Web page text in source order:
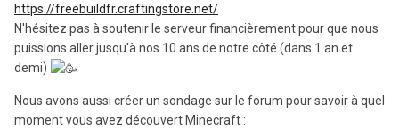
https://freebuildfr.craftingstore.net/
N'hésitez pas à soutenir le serveur financièrement pour que nous
puissions aller jusqu'à nos 10 ans de notre côté (dans 1 an et
demi)
Nous avons aussi créer un sondage sur le forum pour savoir à quel
moment vous avez découvert Minecraft :